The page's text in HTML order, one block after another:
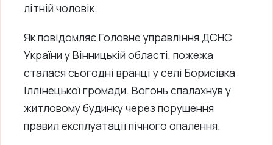
літній чоловік.
Як повідомляє Головне управління ДСНС
України у Вінницькій області, пожежа
сталася сьогодні вранці у селі Борисівка
Іллінецької громади. Вогонь спалахнув у
житловому будинку через порушення
правил експлуатації пічного опалення.